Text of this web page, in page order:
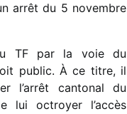
arrêt du 5 novembre
TF par la voie du
public. À ce titre, il
l’ar­rêt canto­nal du
lui octroyer l’ac­cès